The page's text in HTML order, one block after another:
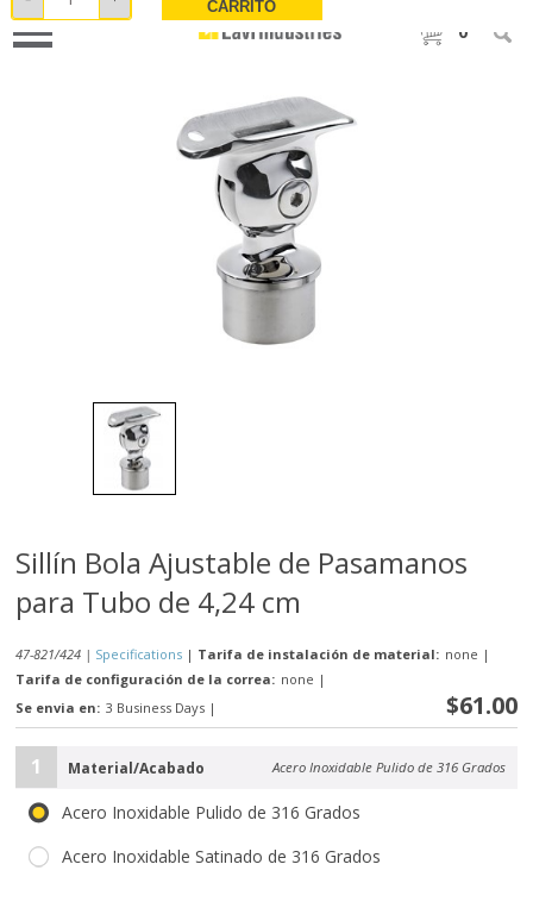
0
Sillín Bola Ajustable de Pasamanos
para Tubo de 4,24 cm
47-821/424 | Specifications | Tarifa de instalación de material: none |
Tarifa de configuración de la correa: none |
Se envia en: 3 Business Days | $61.00
1 Material/Acabado Acero Inoxidable Pulido de 316 Grados
Acero Inoxidable Pulido de 316 Grados
Acero Inoxidable Satinado de 316 Grados
CARRITO